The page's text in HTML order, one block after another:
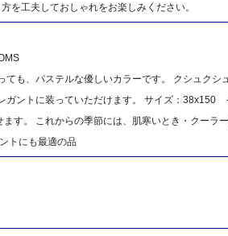
を工夫しておしゃれをお楽しみください。
も、パステルな優しいカラーです。 クシュクシ
ガントに装っていただけます。 サイズ：38x150
す。 これからの季節には、肌寒いとき・クーラ
トにも最適の品